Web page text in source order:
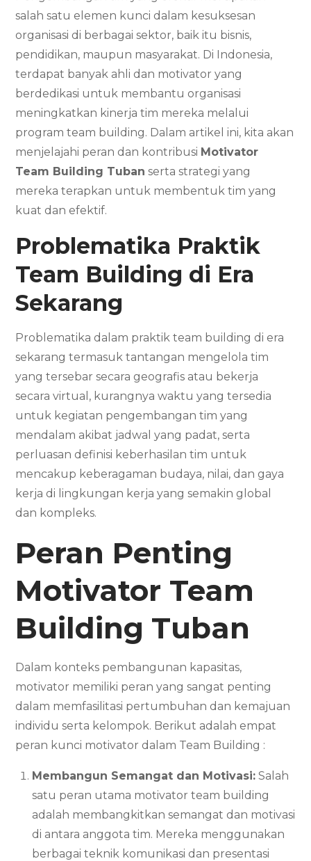
salah satu elemen kunci dalam kesuksesan
organisasi di berbagai sektor, baik itu bisnis,
pendidikan, maupun masyarakat. Di Indonesia,
terdapat banyak ahli dan motivator yang
berdedikasi untuk membantu organisasi
meningkatkan kinerja tim mereka melalui
program team building. Dalam artikel ini, kita akan
menjelajahi peran dan kontribusi Motivator
Team Building Tuban serta strategi yang
mereka terapkan untuk membentuk tim yang
kuat dan efektif.
Problematika Praktik
Team Building di Era
Sekarang
Problematika dalam praktik team building di era
sekarang termasuk tantangan mengelola tim
yang tersebar secara geografis atau bekerja
secara virtual, kurangnya waktu yang tersedia
untuk kegiatan pengembangan tim yang
mendalam akibat jadwal yang padat, serta
perluasan definisi keberhasilan tim untuk
mencakup keberagaman budaya, nilai, dan gaya
kerja di lingkungan kerja yang semakin global
dan kompleks.
Peran Penting
Motivator Team
Building Tuban
Dalam konteks pembangunan kapasitas,
motivator memiliki peran yang sangat penting
dalam memfasilitasi pertumbuhan dan kemajuan
individu serta kelompok. Berikut adalah empat
peran kunci motivator dalam Team Building :
Membangun Semangat dan Motivasi: Salah
satu peran utama motivator team building
adalah membangkitkan semangat dan motivasi
di antara anggota tim. Mereka menggunakan
berbagai teknik komunikasi dan presentasi